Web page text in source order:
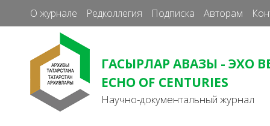
О журнале Редколлегия Подписка Авторам
ГАСЫРЛАР АВАЗЫ - ЭХО
ECHO OF CENTURIES
Научно-документальный журнал